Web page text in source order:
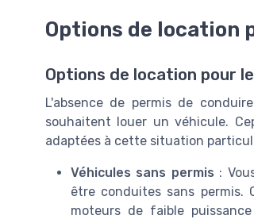
Options de location
Options de location pour
L'absence de permis de
souhaitent louer un véhicule.
adaptées à cette situation
Véhicules sans permis :
être conduites sans permis.
moteurs de faible